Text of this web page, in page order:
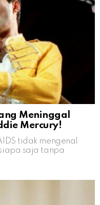
Meninggal
Mercury!
tidak mengenal
saja tanpa